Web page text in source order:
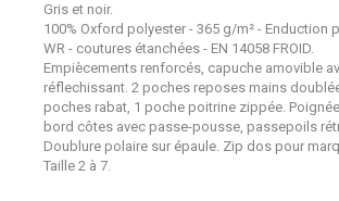
Gris et noir.
100% Oxford polyester - 365 g/m² - Enduction
WR - coutures étanchées - EN 14058 FROID.
Empiècements renforcés, capuche amovible
réflechissant. 2 poches reposes mains
poches rabat, 1 poche poitrine zippée.
bord côtes avec passe-pousse, passepoils
Doublure polaire sur épaule. Zip dos pour
Taille 2 à 7.